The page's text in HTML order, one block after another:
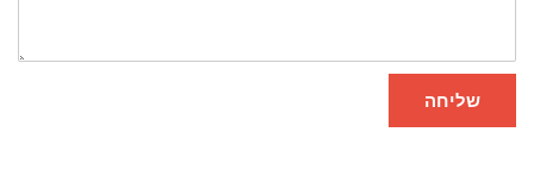
שליחה